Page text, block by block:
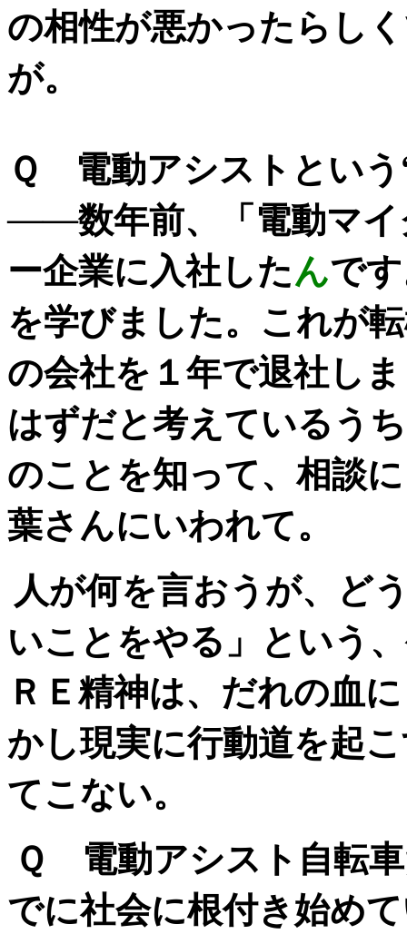
の相性が悪かったらし
が。
Ｑ 電動アシストとい
――数年前、「電動マイ
ー企業に入社したんで
を学びました。これが
の会社を１年で退社し
はずだと考えているう
のことを知って、相談
葉さんにいわれて。
人が何を言おうが、ど
いことをやる」という
ＲＥ精神は、だれの血
かし現実に行動道を起
てこない。
Ｑ 電動アシスト自転
でに社会に根付き始め